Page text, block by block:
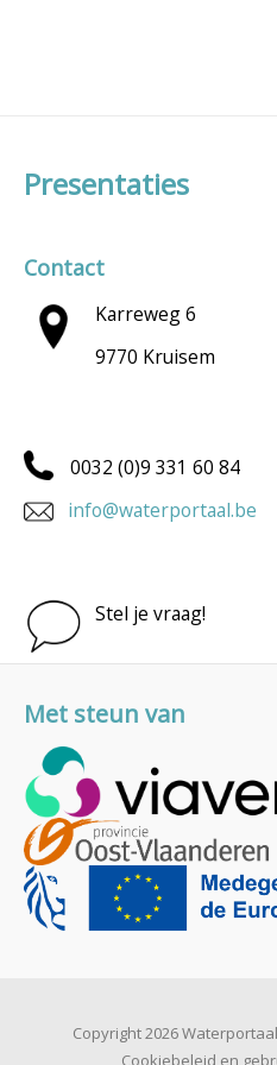
Presentaties
Contact
Karreweg 6
9770 Kruisem
0032 (0)9 331 60 84
info@waterportaal.be
Stel je vraag!
Met steun van
Copyright 2026 Waterportaal
Cookiebeleid en